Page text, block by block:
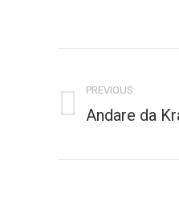
PREVIOUS
Previous
Andare da